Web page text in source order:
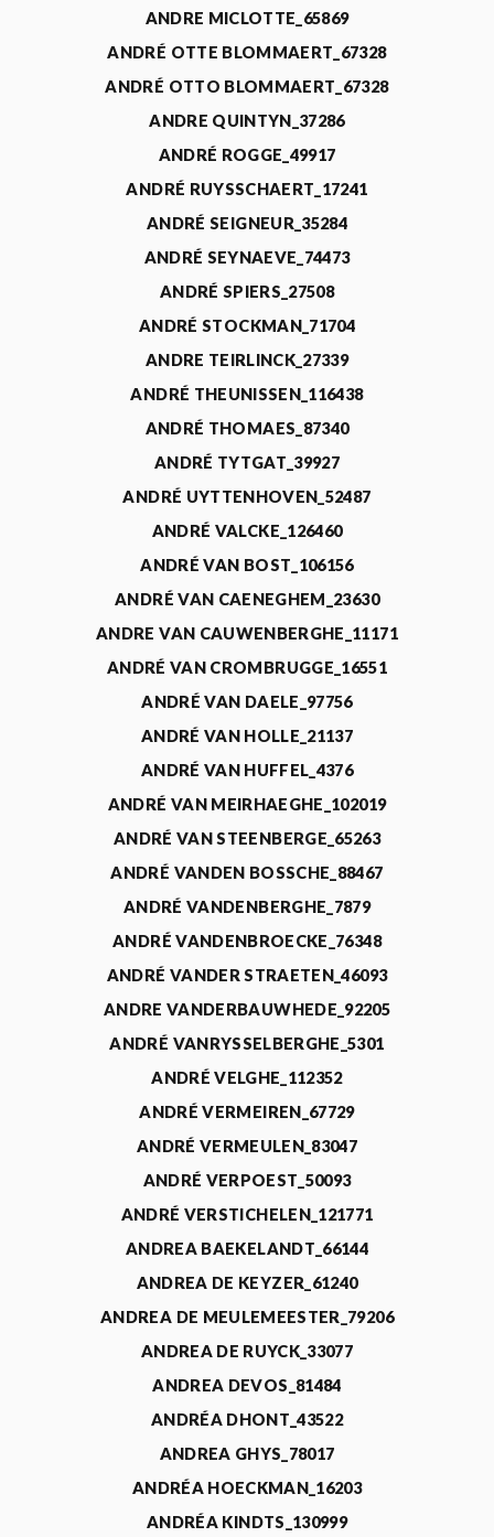
ANDRE MICLOTTE_65869
ANDRÉ OTTE BLOMMAERT_67328
ANDRÉ OTTO BLOMMAERT_67328
ANDRE QUINTYN_37286
ANDRÉ ROGGE_49917
ANDRÉ RUYSSCHAERT_17241
ANDRÉ SEIGNEUR_35284
ANDRÉ SEYNAEVE_74473
ANDRÉ SPIERS_27508
ANDRÉ STOCKMAN_71704
ANDRE TEIRLINCK_27339
ANDRÉ THEUNISSEN_116438
ANDRÉ THOMAES_87340
ANDRÉ TYTGAT_39927
ANDRÉ UYTTENHOVEN_52487
ANDRÉ VALCKE_126460
ANDRÉ VAN BOST_106156
ANDRÉ VAN CAENEGHEM_23630
ANDRE VAN CAUWENBERGHE_11171
ANDRÉ VAN CROMBRUGGE_16551
ANDRÉ VAN DAELE_97756
ANDRÉ VAN HOLLE_21137
ANDRÉ VAN HUFFEL_4376
ANDRÉ VAN MEIRHAEGHE_102019
ANDRÉ VAN STEENBERGE_65263
ANDRÉ VANDEN BOSSCHE_88467
ANDRÉ VANDENBERGHE_7879
ANDRÉ VANDENBROECKE_76348
ANDRÉ VANDER STRAETEN_46093
ANDRE VANDERBAUWHEDE_92205
ANDRÉ VANRYSSELBERGHE_5301
ANDRÉ VELGHE_112352
ANDRÉ VERMEIREN_67729
ANDRÉ VERMEULEN_83047
ANDRÉ VERPOEST_50093
ANDRÉ VERSTICHELEN_121771
ANDREA BAEKELANDT_66144
ANDREA DE KEYZER_61240
ANDREA DE MEULEMEESTER_79206
ANDREA DE RUYCK_33077
ANDREA DEVOS_81484
ANDRÉA DHONT_43522
ANDREA GHYS_78017
ANDRÉA HOECKMAN_16203
ANDRÉA KINDTS_130999